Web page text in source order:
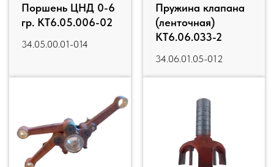
Поршень ЦНД 0-6
гр. КТ6.05.006-02
34.05.00.01-014
Пружина клапана
(ленточная)
КТ6.06.033-2
34.06.01.05-012